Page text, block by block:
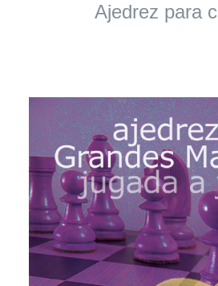
Ajedrez para